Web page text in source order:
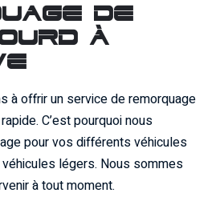
de
à
à offrir un service de remorquage
C’est pourquoi nous
pour vos différents véhicules
légers. Nous sommes
à tout moment.